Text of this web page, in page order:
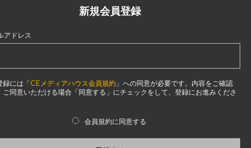
新規会員登録
アドレス
録には「CEメディアハウス会員規約 」への同意が必要です。内容をご確認
ご同意いただける場合「同意する」にチェックをして、登録にお進みくださ
会員規約に同意する